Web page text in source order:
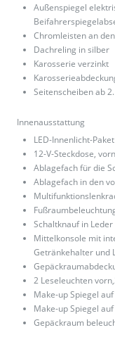
Außenspiegel
Chromleisten an
Dachreling in silber
Karosserie verzinkt
Seitenscheiben ab
Innenausstattung
LED-Innenlicht-Paket
12-V-Steckdose,
Ablagefach für die
Ablagefach in den
Schaltknauf in Leder
Mittelkonsole mit
Getränkehalter und
2 Leseleuchten
Make-up Spiegel
Make-up Spiegel
Gepäckraum